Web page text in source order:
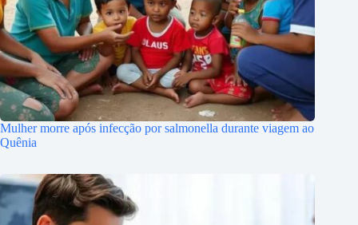
Mulher morre após infecção por salmonella durante viagem ao
Quênia